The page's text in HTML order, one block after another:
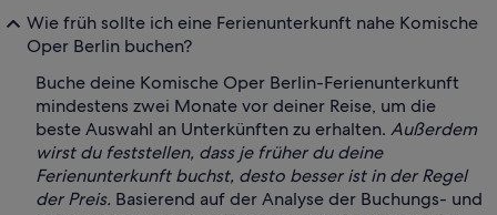
Wie früh sollte ich eine Ferienunterkunft nahe Komische
Oper Berlin buchen?
Buche deine Komische Oper Berlin-Ferienunterkunft
mindestens zwei Monate vor deiner Reise, um die
beste Auswahl an Unterkünften zu erhalten. Außerdem
wirst du feststellen, dass je früher du deine
Ferienunterkunft buchst, desto besser ist in der Regel
der Preis. Basierend auf der Analyse der Buchungs- und